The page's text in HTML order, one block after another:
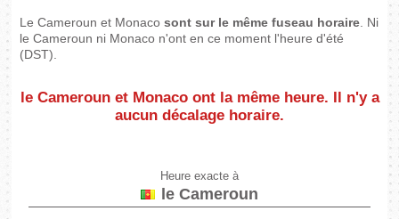
Le Cameroun et Monacosont sur le même fuseau horaire . Ni
le Cameroun ni Monaco n'ont en ce moment l'heure d'été
(DST).
le Cameroun et Monaco ont la même heure. Il n'y a
aucun décalage horaire.
Heure exacte à
le Cameroun